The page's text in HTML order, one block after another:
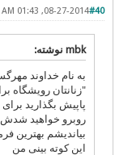
#40
08-27-2014, 01:43 AM
mbk نوشته:
به نام خداوند
"زنانتان رویشگاه
پاپیش بگذارید
روبرو خواهید شدش
بیاندیشم بهترین
این کوته بینی من